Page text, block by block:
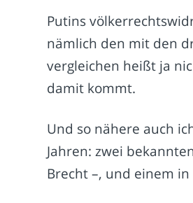
Putins
nämlich den mit den
vergleichen heißt ja
damit kommt.
Und so nähere auch
Jahren: zwei
Brecht –, und einem